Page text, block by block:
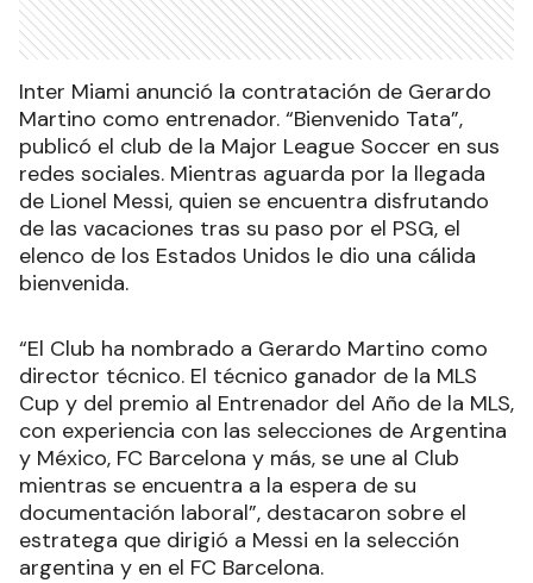
Inter Miami anunció la contratación de Gerardo
Martino como entrenador. “Bienvenido Tata”,
publicó el club de la Major League Soccer en sus
redes sociales. Mientras aguarda por la llegada
de Lionel Messi, quien se encuentra disfrutando
de las vacaciones tras su paso por el PSG, el
elenco de los Estados Unidos le dio una cálida
bienvenida.
“El Club ha nombrado a Gerardo Martino como
director técnico. El técnico ganador de la MLS
Cup y del premio al Entrenador del Año de la MLS,
con experiencia con las selecciones de Argentina
y México, FC Barcelona y más, se une al Club
mientras se encuentra a la espera de su
documentación laboral”, destacaron sobre el
estratega que dirigió a Messi en la selección
argentina y en el FC Barcelona.